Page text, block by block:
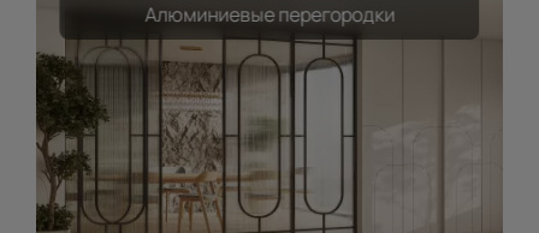
Алюминиевые перегородки